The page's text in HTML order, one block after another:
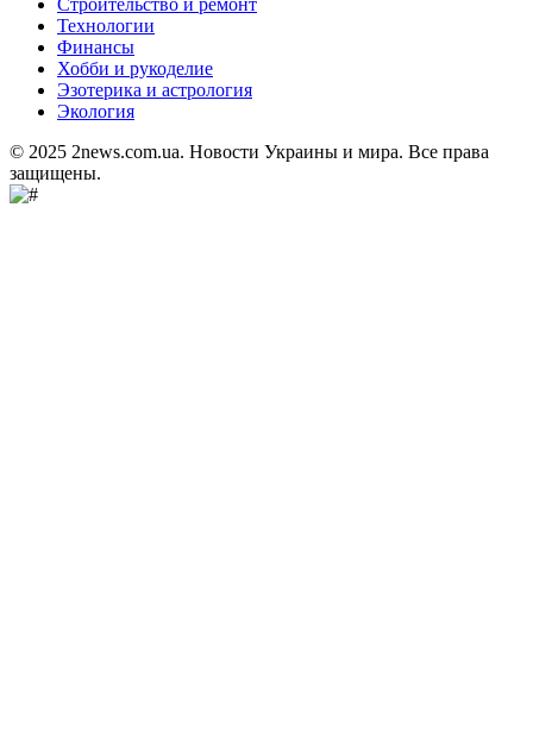
Строительство и ремонт
Технологии
Финансы
Хобби и рукоделие
Эзотерика и астрология
Экология
© 2025 2news.com.ua. Новости Украины и мира. Все права
защищены.